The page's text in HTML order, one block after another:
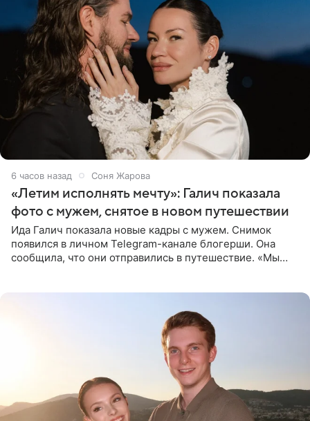
6 часов назад Соня Жарова
«Летим исполнять мечту»: Галич показала
фото с мужем, снятое в новом путешествии
Ида Галич показала новые кадры с мужем. Снимок
появился в личном Telegram-канале блогерши. Она
сообщила, что они отправились в путешествие. «Мы